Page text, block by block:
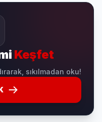
Keşfet
sıkılmadan oku!